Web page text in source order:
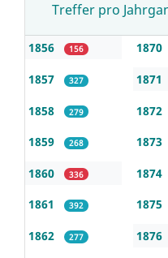
Treffer pro
1856 156
1857 327
1858 279
1859 268
1860 336
1861 392
1862 277
1870
1871
1872
1873
1874
1875
1876